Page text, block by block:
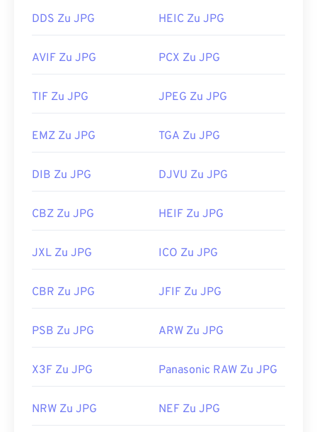
Erstveröffentlichung:
18. September 1992
Verwenden Sie unseren
Farbwähler,um Farben aus
DDS Zu JPG HEIC Zu JPG
AVIF Zu JPG PCX Zu JPG
TIF Zu JPG JPEG Zu JPG
EMZ Zu JPG TGA Zu JPG
DIB Zu JPG DJVU Zu JPG
CBZ Zu JPG HEIF Zu JPG
JXL Zu JPG ICO Zu JPG
CBR Zu JPG JFIF Zu JPG
PSB Zu JPG ARW Zu JPG
X3F Zu JPG Panasonic RAW Zu JPG
NRW Zu JPG NEF Zu JPG